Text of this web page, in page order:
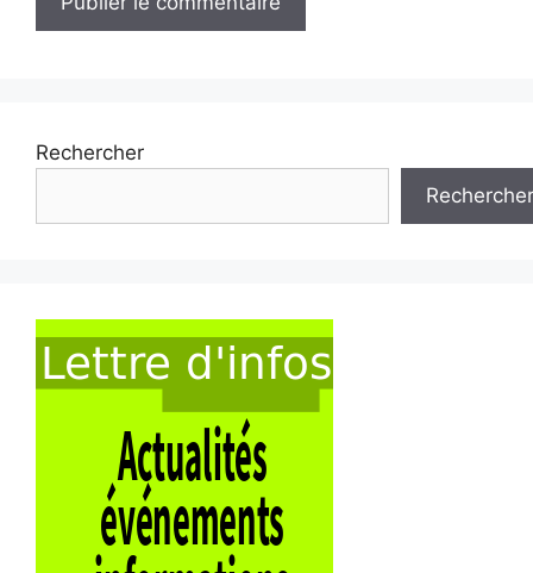
Rechercher
Rechercher